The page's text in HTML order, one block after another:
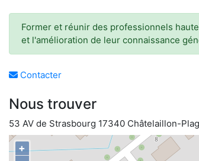
Former et réunir des professionnels
et l'amélioration de leur connaissance
Contacter
Nous trouver
53 AV de Strasbourg 17340 Châtelaillon-
+